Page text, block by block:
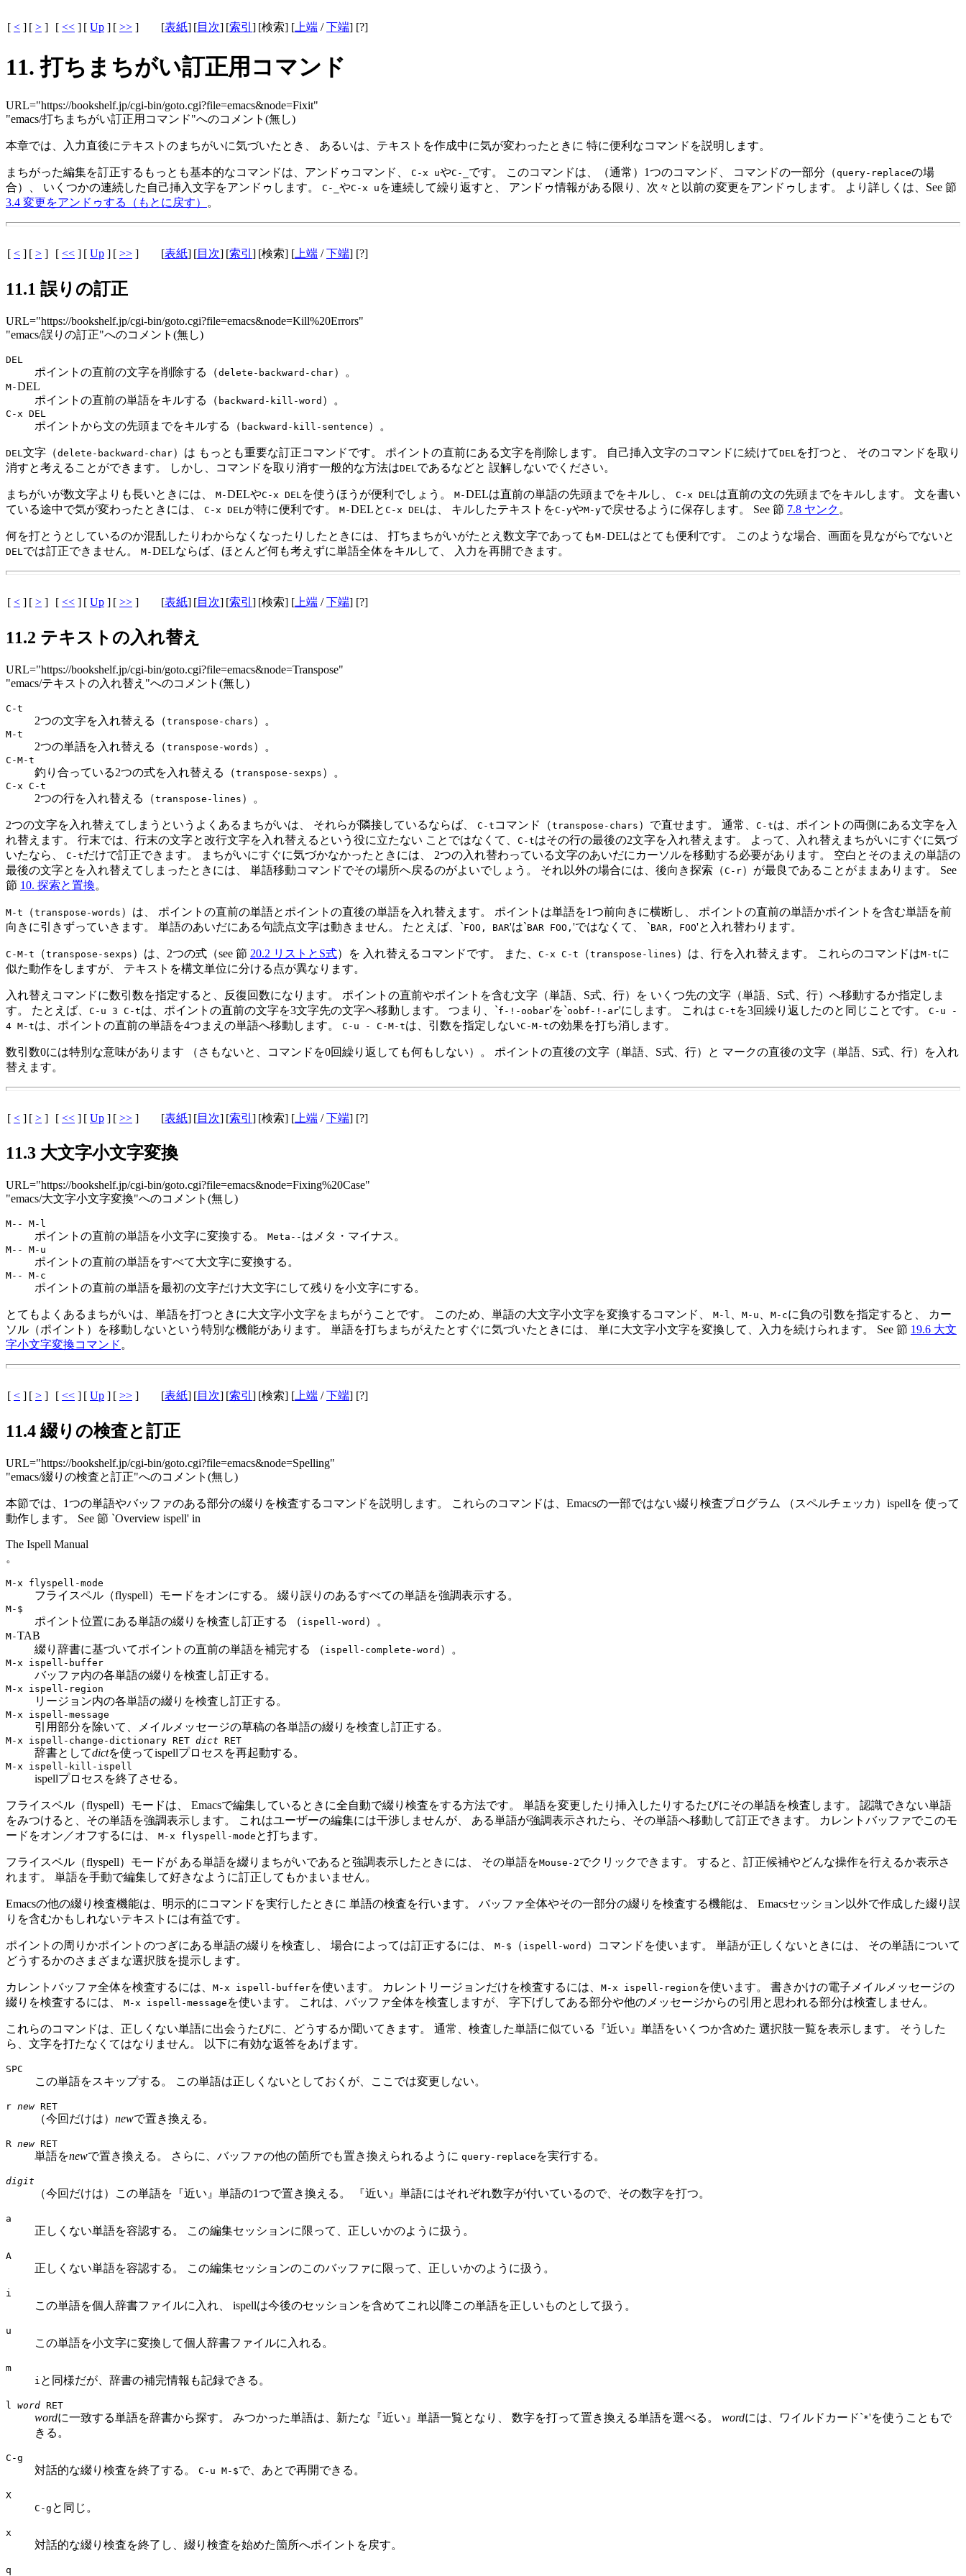
[ < ] [ > ] [ << ] [ Up ] [ >> ] [表紙] [目次] [索引 ] [検索] [ 上端 /下端] [?]
11. 打ちまちがい訂正用コマンド
URL="https://bookshelf.jp/cgi-bin/goto.cgi?file=emacs&node=Fixit"
"emacs/打ちまちがい訂正用コマンド"へのコメント(無し)
本章では、入力直後にテキストのまちがいに気づいたとき、 あるいは、テキストを作成中に気が変わったときに 特に便利なコマンドを説明します。
まちがった編集を訂正するもっとも基本的なコマンドは、アンドゥコマンド、 C-x uやC-_ です。 このコマンドは、（通常）1つのコマンド、 コマンドの一部分（query-replaceの場
合）、 いくつかの連続した自己挿入文字をアンドゥします。 C-_ やC-x u を連続して繰り返すと、 アンドゥ情報がある限り、次々と以前の変更をアンドゥします。 より詳しくは、See 節
3.4 変更をアンドゥする（もとに戻す）
。
[ < ] [ > ] [ << ] [ Up ] [ >> ] [表紙] [目次] [索引 ] [検索] [ 上端 /下端] [?]
11.1 誤りの訂正
URL="https://bookshelf.jp/cgi-bin/goto.cgi?file=emacs&node=Kill%20Errors"
"emacs/誤りの訂正"へのコメント(無し)
DEL
ポイントの直前の文字を削除する（delete-backward-char）。
M-DEL
ポイントの直前の単語をキルする（ backward-kill-word ）。
C-x DEL
ポイントから文の先頭までをキルする（ backward-kill-sentence ）。
DEL 文字（delete-backward-char）は もっとも重要な訂正コマンドです。 ポイントの直前にある文字を削除します。 自己挿入文字のコマンドに続けてDEL を打つと、 そのコマンドを取り
消すと考えることができます。 しかし、コマンドを取り消す一般的な方法はDEL であるなどと 誤解しないでください。
まちがいが数文字よりも長いときには、 M-DELやC-x DEL を使うほうが便利でしょう。 M-DELは直前の単語の先頭までをキルし、 C-x DEL は直前の文の先頭までをキルします。 文を書い
ている途中で気が変わったときには、 C-x DEL が特に便利です。 M-DELと C-x DEL は、 キルしたテキストをC-yやM-yで戻せるように保存します。 See 節 7.8 ヤンク 。
何を打とうとしているのか混乱したりわからなくなったりしたときには、 打ちまちがいがたとえ数文字であってもM-DELはとても便利です。 このような場合、画面を見ながらでないと
DEL では訂正できません。 M-DELならば、ほとんど何も考えずに単語全体をキルして、 入力を再開できます。
[ < ] [ > ] [ << ] [ Up ] [ >> ] [表紙] [目次] [索引 ] [検索] [ 上端 /下端] [?]
11.2 テキストの入れ替え
URL="https://bookshelf.jp/cgi-bin/goto.cgi?file=emacs&node=Transpose"
"emacs/テキストの入れ替え"へのコメント(無し)
C-t
2つの文字を入れ替える（transpose-chars ）。
M-t
2つの単語を入れ替える（transpose-words ）。
C-M-t
釣り合っている2つの式を入れ替える（transpose-sexps ）。
C-x C-t
2つの行を入れ替える（transpose-lines ）。
2つの文字を入れ替えてしまうというよくあるまちがいは、 それらが隣接しているならば、 C-t コマンド（transpose-chars ）で直せます。 通常、 C-tは、ポイントの両側にある文字を入
れ替えます。 行末では、行末の文字と改行文字を入れ替えるという役に立たない ことではなくて、 C-tはその行の最後の2文字を入れ替えます。 よって、入れ替えまちがいにすぐに気づ
いたなら、 C-tだけで訂正できます。 まちがいにすぐに気づかなかったときには、 2つの入れ替わっている文字のあいだにカーソルを移動する必要があります。 空白とそのまえの単語の
最後の文字とを入れ替えてしまったときには、 単語移動コマンドでその場所へ戻るのがよいでしょう。 それ以外の場合には、後向き探索（C-r）が最良であることがままあります。 See
節 10. 探索と置換。
M-t （transpose-words ）は、 ポイントの直前の単語とポイントの直後の単語を入れ替えます。 ポイントは単語を1つ前向きに横断し、 ポイントの直前の単語かポイントを含む単語を前
向きに引きずっていきます。 単語のあいだにある句読点文字は動きません。 たとえば、`FOO, BAR'は`BAR FOO, 'ではなくて、 `BAR, FOO'と入れ替わります。
C-M-t （transpose-sexps ）は、2つの式（see 節 20.2 リストとS式）を 入れ替えるコマンドです。 また、 C-x C-t （transpose-lines ）は、行を入れ替えます。 これらのコマンドはM-tに
似た動作をしますが、 テキストを構文単位に分ける点が異なります。
入れ替えコマンドに数引数を指定すると、反復回数になります。 ポイントの直前やポイントを含む文字（単語、S式、行）を いくつ先の文字（単語、S式、行）へ移動するか指定しま
す。 たとえば、 C-u 3 C-tは、ポイントの直前の文字を3文字先の文字へ移動します。 つまり、`f-!-oobar'を`oobf-!-ar'にします。 これは C-t を3回繰り返したのと同じことです。 C-u -
4 M-tは、ポイントの直前の単語を4つまえの単語へ移動します。 C-u - C-M-tは、引数を指定しないC-M-tの効果を打ち消します。
数引数0には特別な意味があります （さもないと、コマンドを0回繰り返しても何もしない）。 ポイントの直後の文字（単語、S式、行）と マークの直後の文字（単語、S式、行）を入れ
替えます。
[ < ] [ > ] [ << ] [ Up ] [ >> ] [表紙] [目次] [索引 ] [検索] [ 上端 /下端] [?]
11.3 大文字小文字変換
URL="https://bookshelf.jp/cgi-bin/goto.cgi?file=emacs&node=Fixing%20Case"
"emacs/大文字小文字変換"へのコメント(無し)
M-- M-l
ポイントの直前の単語を小文字に変換する。 Meta-- はメタ・マイナス。
M-- M-u
ポイントの直前の単語をすべて大文字に変換する。
M-- M-c
ポイントの直前の単語を最初の文字だけ大文字にして残りを小文字にする。
とてもよくあるまちがいは、単語を打つときに大文字小文字をまちがうことです。 このため、単語の大文字小文字を変換するコマンド、 M-l M-u M-cに負の引数を指定すると、 カー
ソル（ポイント）を移動しないという特別な機能があります。 単語を打ちまちがえたとすぐに気づいたときには、 単に大文字小文字を変換して、入力を続けられます。 See 節 19.6 大文
字小文字変換コマンド 。
[ < ] [ > ] [ << ] [ Up ] [ >> ] [表紙] [目次] [索引 ] [検索] [ 上端 /下端] [?]
11.4 綴りの検査と訂正
URL="https://bookshelf.jp/cgi-bin/goto.cgi?file=emacs&node=Spelling"
"emacs/綴りの検査と訂正"へのコメント(無し)
本節では、1つの単語やバッファのある部分の綴りを検査するコマンドを説明します。 これらのコマンドは、Emacsの一部ではない綴り検査プログラム （スペルチェッカ）ispellを 使って
動作します。 See 節 `Overview ispell' in
The Ispell Manual
。
M-x flyspell-mode
フライスペル（flyspell）モードをオンにする。 綴り誤りのあるすべての単語を強調表示する。
M-$
ポイント位置にある単語の綴りを検査し訂正する （ ispell-word ）。
M-TAB
綴り辞書に基づいてポイントの直前の単語を補完する （ ispell-complete-word ）。
M-x ispell-buffer
バッファ内の各単語の綴りを検査し訂正する。
M-x ispell-region
リージョン内の各単語の綴りを検査し訂正する。
M-x ispell-message
引用部分を除いて、メイルメッセージの草稿の各単語の綴りを検査し訂正する。
M-x ispell-change-dictionary RET dict RET
辞書としてdictを使ってispellプロセスを再起動する。
M-x ispell-kill-ispell
ispellプロセスを終了させる。
フライスペル（flyspell）モードは、 Emacsで編集しているときに全自動で綴り検査をする方法です。 単語を変更したり挿入したりするたびにその単語を検査します。 認識できない単語
をみつけると、その単語を強調表示します。 これはユーザーの編集には干渉しませんが、 ある単語が強調表示されたら、その単語へ移動して訂正できます。 カレントバッファでこのモ
ードをオン／オフするには、 M-x flyspell-mode と打ちます。
フライスペル（flyspell）モードが ある単語を綴りまちがいであると強調表示したときには、 その単語をMouse-2でクリックできます。 すると、訂正候補やどんな操作を行えるか表示さ
れます。 単語を手動で編集して好きなように訂正してもかまいません。
Emacsの他の綴り検査機能は、明示的にコマンドを実行したときに 単語の検査を行います。 バッファ全体やその一部分の綴りを検査する機能は、 Emacsセッション以外で作成した綴り誤
りを含むかもしれないテキストには有益です。
ポイントの周りかポイントのつぎにある単語の綴りを検査し、 場合によっては訂正するには、 M-$ （ ispell-word ）コマンドを使います。 単語が正しくないときには、 その単語について
どうするかのさまざまな選択肢を提示します。
カレントバッファ全体を検査するには、 M-x ispell-bufferを使います。 カレントリージョンだけを検査するには、 M-x ispell-region を使います。 書きかけの電子メイルメッセージの
綴りを検査するには、 M-x ispell-message を使います。 これは、バッファ全体を検査しますが、 字下げしてある部分や他のメッセージからの引用と思われる部分は検査しません。
これらのコマンドは、正しくない単語に出会うたびに、どうするか聞いてきます。 通常、検査した単語に似ている『近い』単語をいくつか含めた 選択肢一覧を表示します。 そうした
ら、文字を打たなくてはなりません。 以下に有効な返答をあげます。
SPC
この単語をスキップする。 この単語は正しくないとしておくが、ここでは変更しない。
r new RET
（今回だけは） newで置き換える。
R new RET
単語をnewで置き換える。 さらに、バッファの他の箇所でも置き換えられるように query-replace を実行する。
digit
（今回だけは）この単語を『近い』単語の1つで置き換える。 『近い』単語にはそれぞれ数字が付いているので、その数字を打つ。
a
正しくない単語を容認する。 この編集セッションに限って、正しいかのように扱う。
A
正しくない単語を容認する。 この編集セッションのこのバッファに限って、正しいかのように扱う。
i
この単語を個人辞書ファイルに入れ、 ispellは今後のセッションを含めてこれ以降この単語を正しいものとして扱う。
u
この単語を小文字に変換して個人辞書ファイルに入れる。
m
i と同様だが、辞書の補完情報も記録できる。
l word RET
wordに一致する単語を辞書から探す。 みつかった単語は、新たな『近い』単語一覧となり、 数字を打って置き換える単語を選べる。 wordには、ワイルドカード`*'を使うこともで
きる。
C-g
対話的な綴り検査を終了する。 C-u M-$で、あとで再開できる。
X
C-g と同じ。
x
対話的な綴り検査を終了し、綴り検査を始めた箇所へポイントを戻す。
q